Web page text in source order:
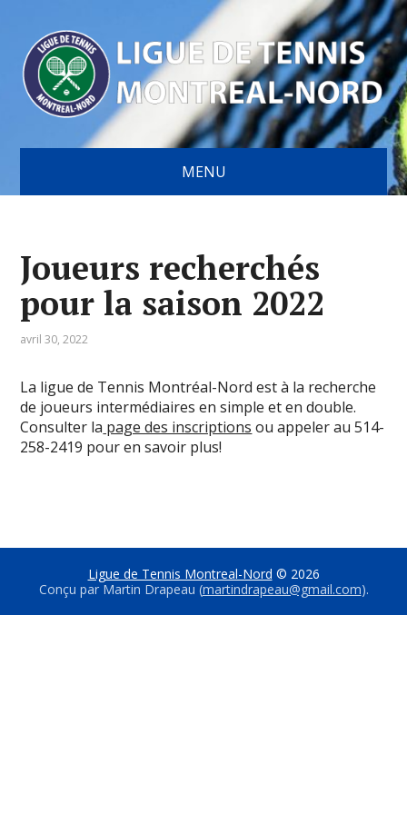
MENU
Joueurs recherchés
pour la saison 2022
avril 30, 2022
La ligue de Tennis Montréal-Nord est à la recherche
de joueurs intermédiaires en simple et en double.
Consulter la page des inscriptions ou appeler au 514-
258-2419 pour en savoir plus!
Ligue de Tennis Montreal-Nord © 2026
Conçu par Martin Drapeau (martindrapeau@gmail.com).